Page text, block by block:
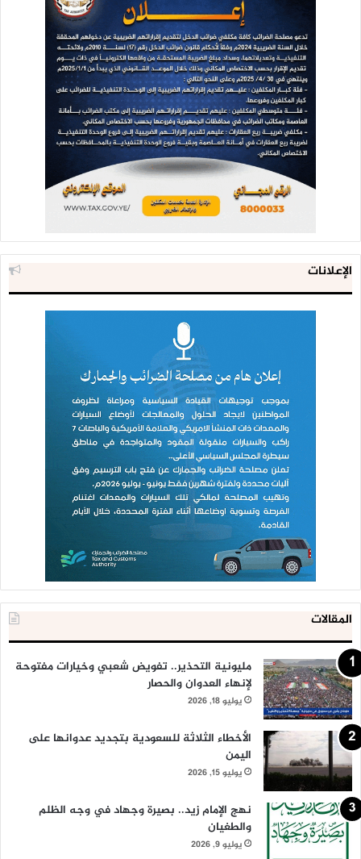
الإعلانات
المقالات
مليونية التحذير.. تفويض شعبي وخيارات مفتوحة
لإنهاء العدوان والحصار
يوليو 18, 2026
الأخطاء الثلاثة للسعودية بتجديد عدوانها على
اليمن
يوليو 15, 2026
نهج الإمام زيد.. بصيرة وجهاد في وجه الظلم
والطغيان
يوليو 9, 2026